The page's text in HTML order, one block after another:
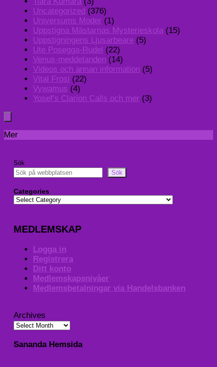
Uncategorized (376)
Universums Moder (1)
Uppstigna Mästarnas Mysterieskola (15)
Uppstigningens Ljusarbeare (5)
Ute Posegga-Rudel (22)
Venus-meddelanden (14)
Videos och annan information (5)
Vital Frosi (22)
Vywamus (4)
Yosef's Clarion Calls och mer (3)
Mer
Sök
Sök
Categories
MEDLEMSKAP
Logga in
Registrera
Ditt konto
Medlemskapsnivåer
Medlemsbetalningar via Handelsbanken
Archives
Sananda Hemsida